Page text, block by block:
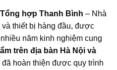
hợp Thanh Bình – Nhà
thiết bị hàng đầu, được
năm kinh nghiệm cung
trên địa bàn Hà Nội và
đã hoàn thiện được quy trình